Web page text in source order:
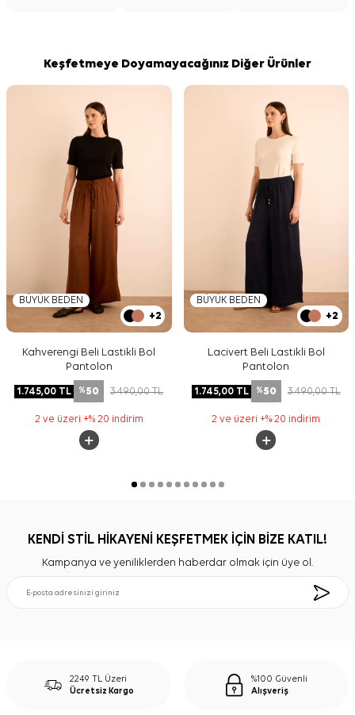
Keşfetmeye Doyamayacağınız Diğer Ürünler
BÜYÜK BEDEN
+2
Kahverengi Beli Lastikli Bol
Pantolon
1.745,00 TL %50 3.490,00TL
2 ve üzeri +% 20 indirim
BÜYÜK BEDEN
+2
Lacivert Beli Lastikli Bol
Pantolon
1.745,00TL %50 3.490,00TL
2 ve üzeri +% 20 indirim
KENDİ STİL HİKAYENİ KEŞFETMEK İÇİN BİZE KATIL!
Kampanya ve yeniliklerden haberdar olmak için üye ol.
2249 TL Üzeri
Ücretsiz Kargo
%100 Güvenli
Alışveriş